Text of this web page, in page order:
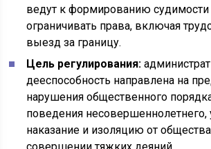
ведут к формированию судимости
ограничивать права, включая
выезд за границу.
Цель регулирования:
дееспособность направлена на
нарушения общественного
поведения несовершеннолетнего,
наказание и изоляцию от